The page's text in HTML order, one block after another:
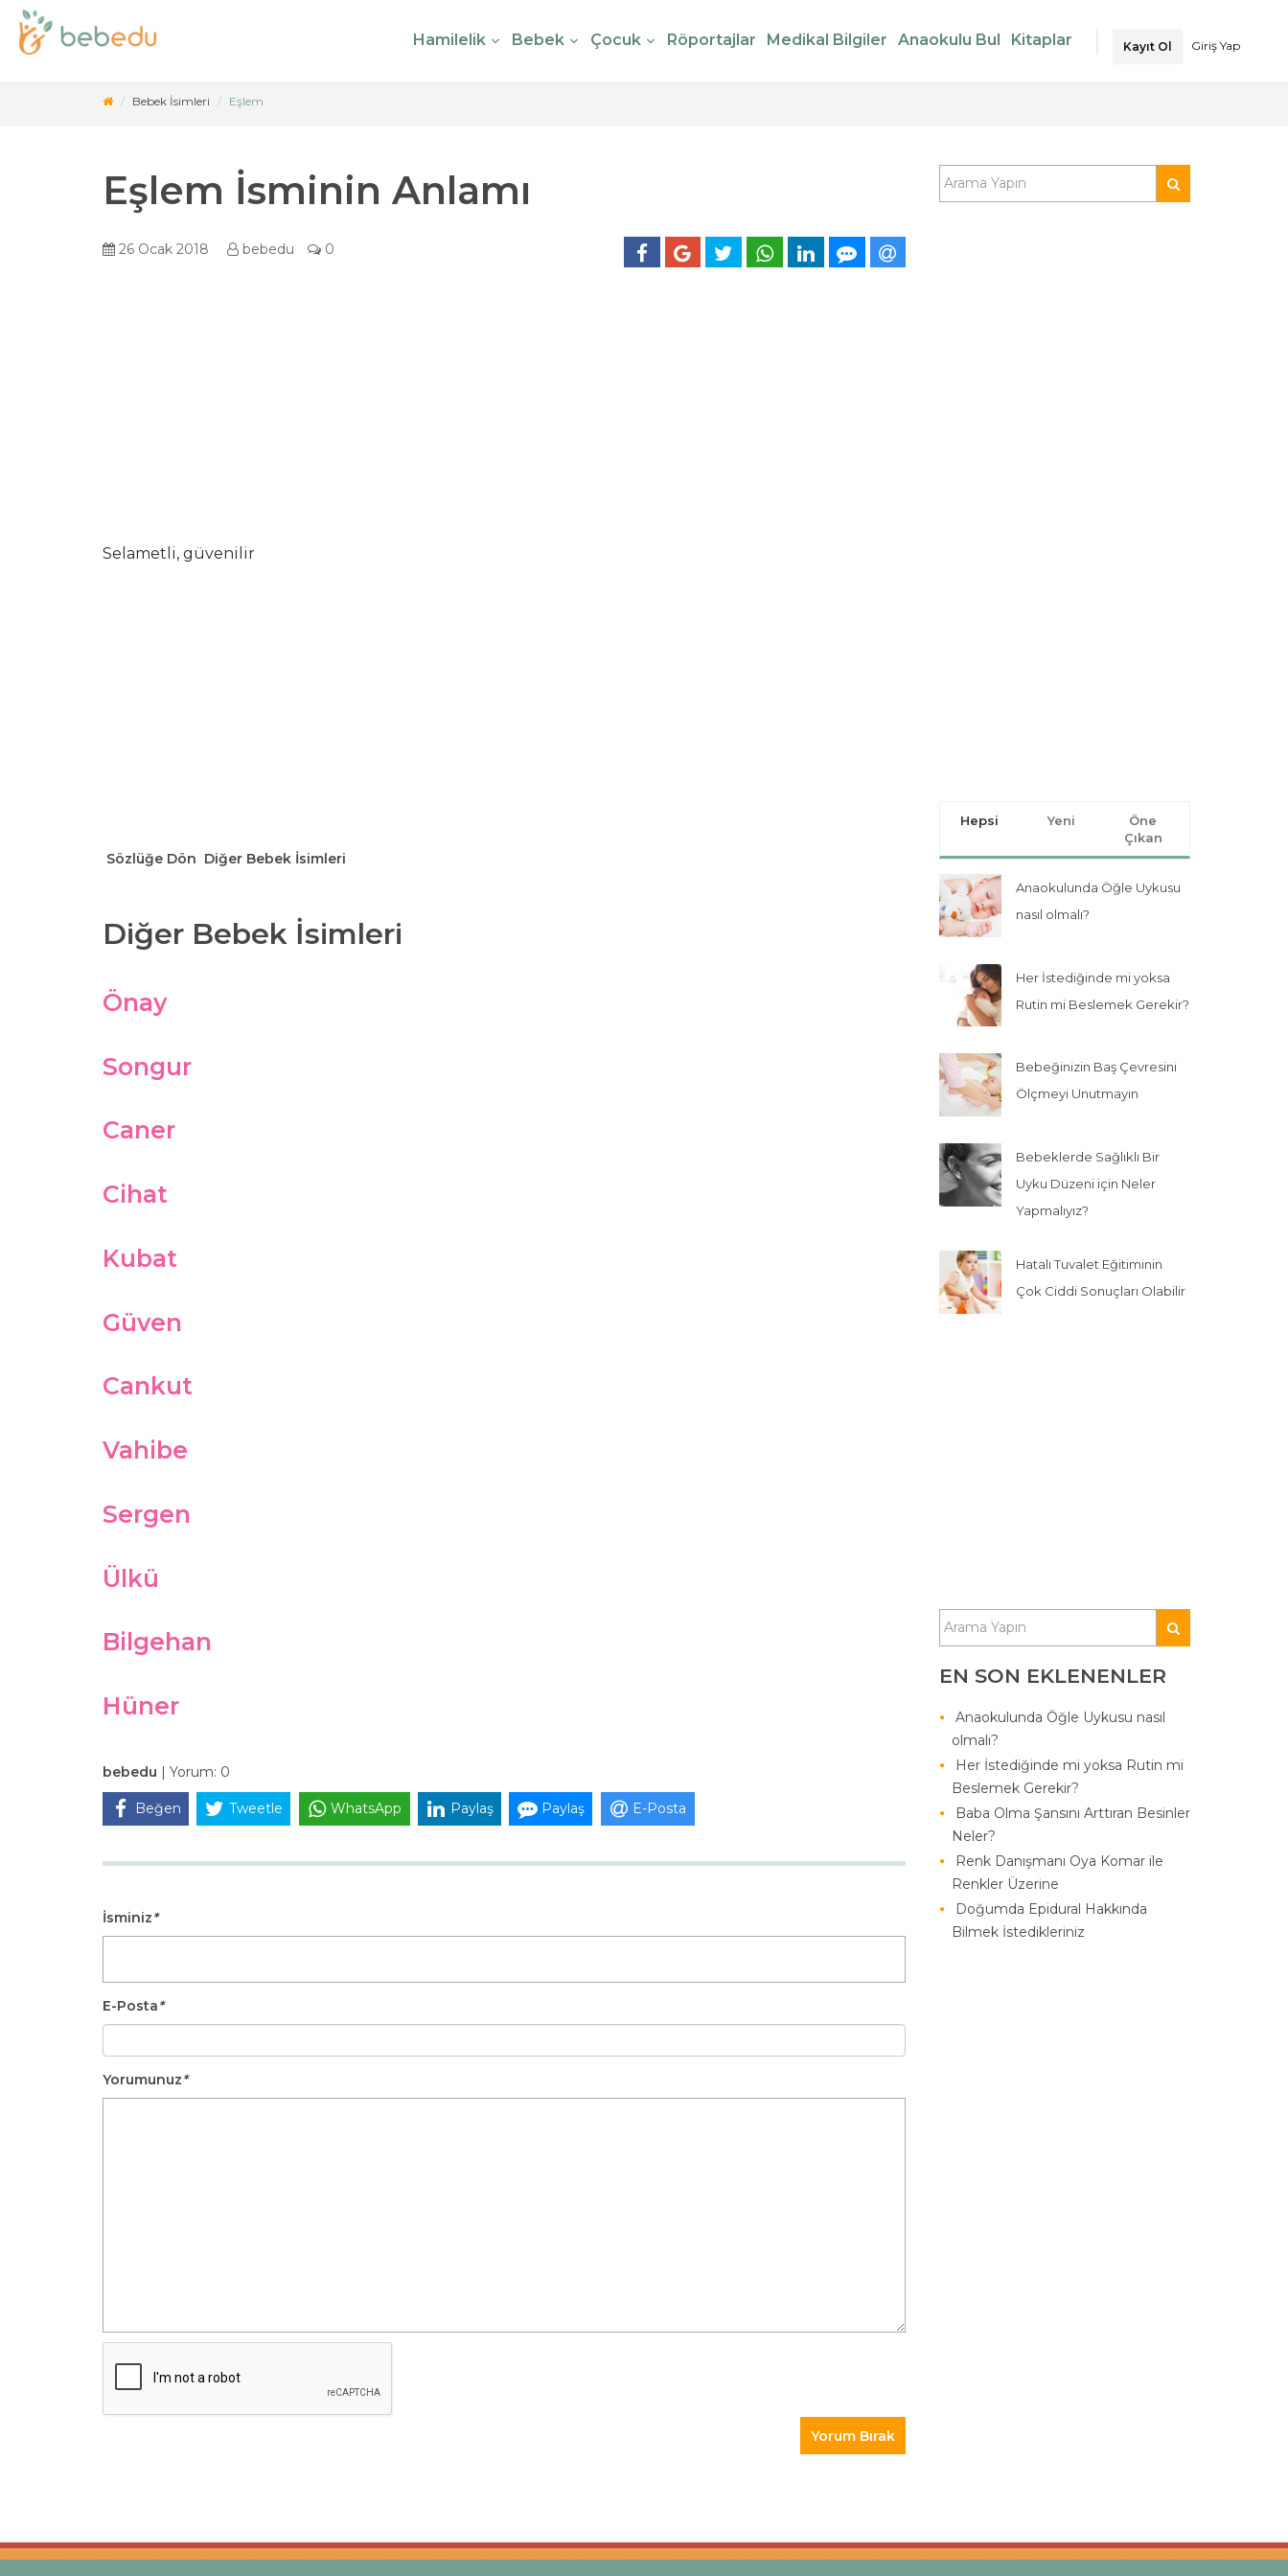
Hamilelik Bebek Çocuk Röportajlar Medikal Bilgiler Anaokulu Bul Kitaplar Kayıt Ol Giriş Yap
Bebek İsimleri Eşlem
Eşlem İsminin Anlamı
26 Ocak 2018 bebedu 0
Selametli, güvenilir
Sözlüğe Dön Diğer Bebek İsimleri
Diğer Bebek İsimleri
Önay
Songur
Caner
Cihat
Kubat
Güven
Cankut
Vahibe
Sergen
Ülkü
Bilgehan
Hüner
bebedu | Yorum: 0
Beğen Tweetle WhatsApp Paylaş Paylaş E-Posta
İsminiz*
E-Posta*
Yorumunuz*
Hepsi Yeni
Öne
Çıkan
Anaokulunda Öğle Uykusu
nasıl olmalı?
Her İstediğinde mi yoksa
Rutin mi Beslemek Gerekir?
Bebeğinizin Baş Çevresini
Ölçmeyi Unutmayın
Bebeklerde Sağlıklı Bir
Uyku Düzeni için Neler
Yapmalıyız?
Hatalı Tuvalet Eğitiminin
Çok Ciddi Sonuçları Olabilir
EN SON EKLENENLER
Anaokulunda Öğle Uykusu nasıl
olmalı?
Her İstediğinde mi yoksa Rutin mi
Beslemek Gerekir?
Baba Olma Şansını Arttıran Besinler
Neler?
Renk Danışmanı Oya Komar ile
Renkler Üzerine
Doğumda Epidural Hakkında
Bilmek İstedikleriniz